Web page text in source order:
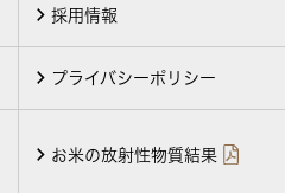
採用情報
プライバシーポリシー
お米の放射性物質結果